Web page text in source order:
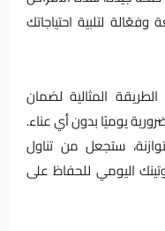
لتلبية احتياجاتك
المثالية لضمان
يوميًا بدون أي عناء.
ستجعل من تناول
اليومي للحفاظ على